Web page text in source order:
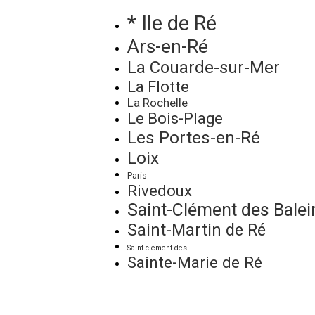
* Ile de Ré
Ars-en-Ré
La Couarde-sur-Mer
La Flotte
La Rochelle
Le Bois-Plage
Les Portes-en-Ré
Loix
Paris
Rivedoux
Saint-Clément des
Saint-Martin de Ré
Saint clément des
Sainte-Marie de Ré